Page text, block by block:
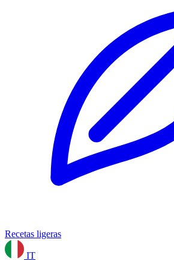
Recetas ligeras
IT